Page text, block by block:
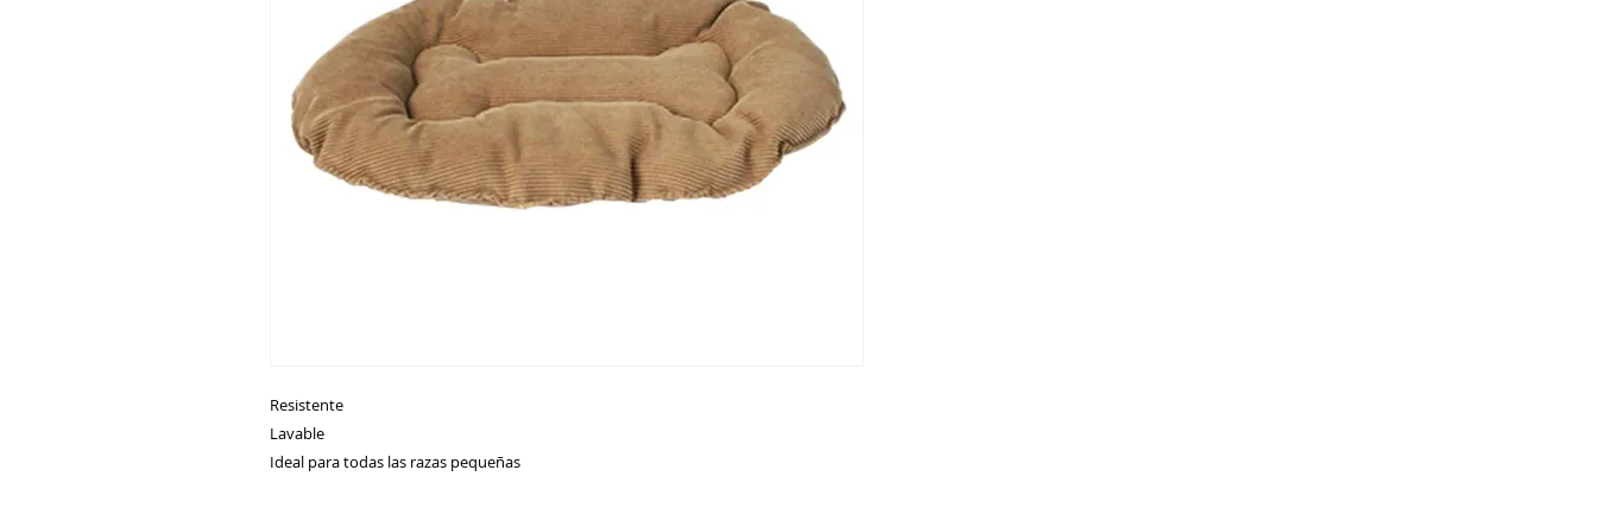
Resistente
Lavable
Ideal para todas las razas pequeñas